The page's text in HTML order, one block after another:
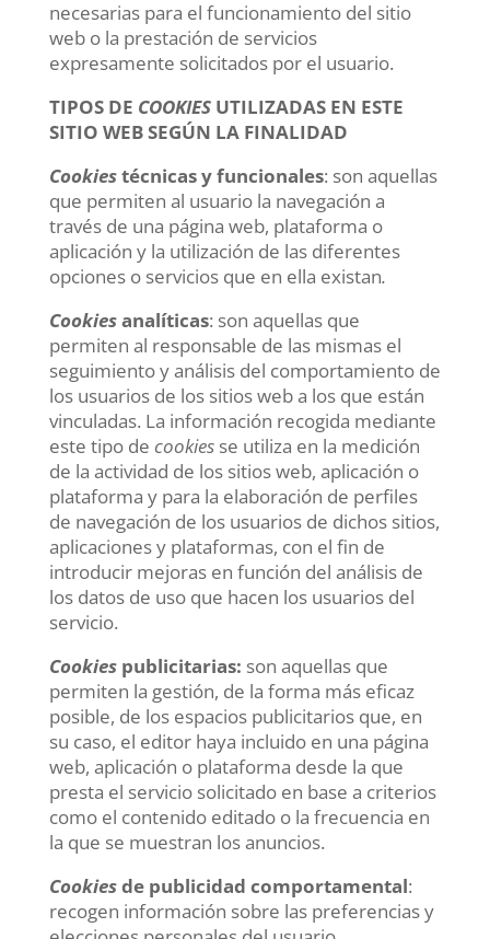
necesarias para el funcionamiento del sitio
web o la prestación de servicios
expresamente solicitados por el usuario.
TIPOS DE COOKIES UTILIZADAS EN ESTE
SITIO WEB SEGÚN LA FINALIDAD
Cookiestécnicas y funcionales: son aquellas
que permiten al usuario la navegación a
través de una página web, plataforma o
aplicación y la utilización de las diferentes
opciones o servicios que en ella existan.
Cookiesanalíticas: son aquellas que
permiten al responsable de las mismas el
seguimiento y análisis del comportamiento de
los usuarios de los sitios web a los que están
vinculadas. La información recogida mediante
este tipo de cookies se utiliza en la medición
de la actividad de los sitios web, aplicación o
plataforma y para la elaboración de perfiles
de navegación de los usuarios de dichos sitios,
aplicaciones y plataformas, con el fin de
introducir mejoras en función del análisis de
los datos de uso que hacen los usuarios del
servicio.
Cookies publicitarias: son aquellas que
permiten la gestión, de la forma más eficaz
posible, de los espacios publicitarios que, en
su caso, el editor haya incluido en una página
web, aplicación o plataforma desde la que
presta el servicio solicitado en base a criterios
como el contenido editado o la frecuencia en
la que se muestran los anuncios.
Cookiesde publicidad comportamental:
recogen información sobre las preferencias y